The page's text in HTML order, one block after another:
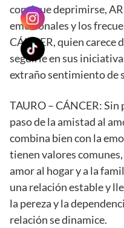
consigue deprimirse,
emocionales y los
CÁNCER, quien carece
seguirle en sus
extraño sentimiento de
TAURO – CÁNCER: Sin
paso de la amistad al
combina bien con la
tienen valores
amor al hogar y a la
una relación estable y
la pereza y la
relación se dinamice.